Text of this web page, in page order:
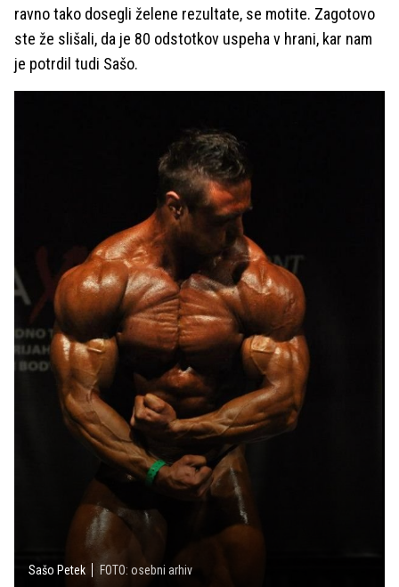
ravno tako dosegli želene rezultate, se motite. Zagotovo
ste že slišali, da je 80 odstotkov uspeha v hrani, kar nam
je potrdil tudi Sašo.
Sašo Petek FOTO: osebni arhiv